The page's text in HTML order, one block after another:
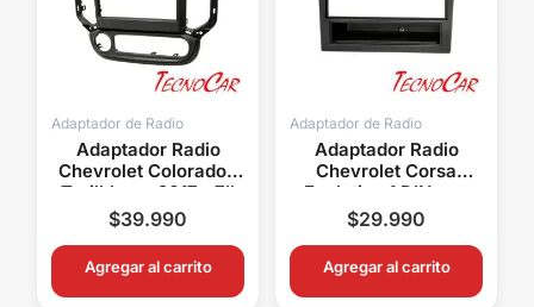
Adaptador de Radio
Adaptador Radio
Chevrolet Colorado /
Trailblazer 2017+ 7″
Connection ACH-027
$39.990
Agregar al carrito
Adaptador de Radio
Adaptador Radio
Chevrolet Corsa
Evolution 1 DIN con
Bandeja Metra ACH11-
$29.990
Agregar al carrito